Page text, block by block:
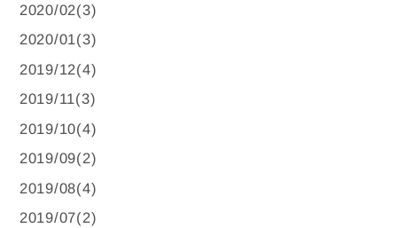
2020/02(3)
2020/01(3)
2019/12(4)
2019/11(3)
2019/10(4)
2019/09(2)
2019/08(4)
2019/07(2)